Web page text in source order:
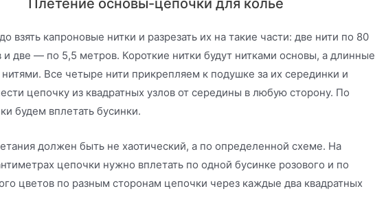
взять капроновые нитки и разрезать их на такие части: две нити по 80
и две — по 5,5 метров. Короткие нитки будут нитками основы, а длинные
Все четыре нити прикрепляем к подушке за их серединки и
цепочку из квадратных узлов от середины в любую сторону. По
будем вплетать бусинки.
должен быть не хаотический, а по определенной схеме. На
цепочки нужно вплетать по одной бусинке розового и по
цветов по разным сторонам цепочки через каждые два квадратных